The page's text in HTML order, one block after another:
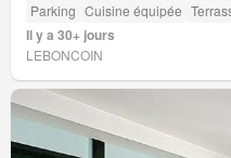
Parking Cuisine équipée
Il y a 30+ jours
LEBONCOIN